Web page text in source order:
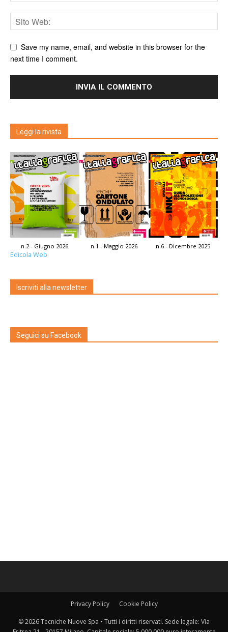
Save my name, email, and website in this browser for the
next time I comment.
Leggi la rivista
n.2 - Giugno 2026 n.1 - Maggio 2026 n.6 - Dicembre 2025
Edicola Web
Iscriviti alla newsletter
Seguici su Facebook
Privacy Policy Cookie Policy
© 2026 Tecniche Nuove Spa • Tutti i diritti riservati. Sede legale: Via